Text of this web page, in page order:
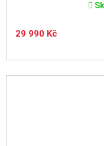
29 990 Kč